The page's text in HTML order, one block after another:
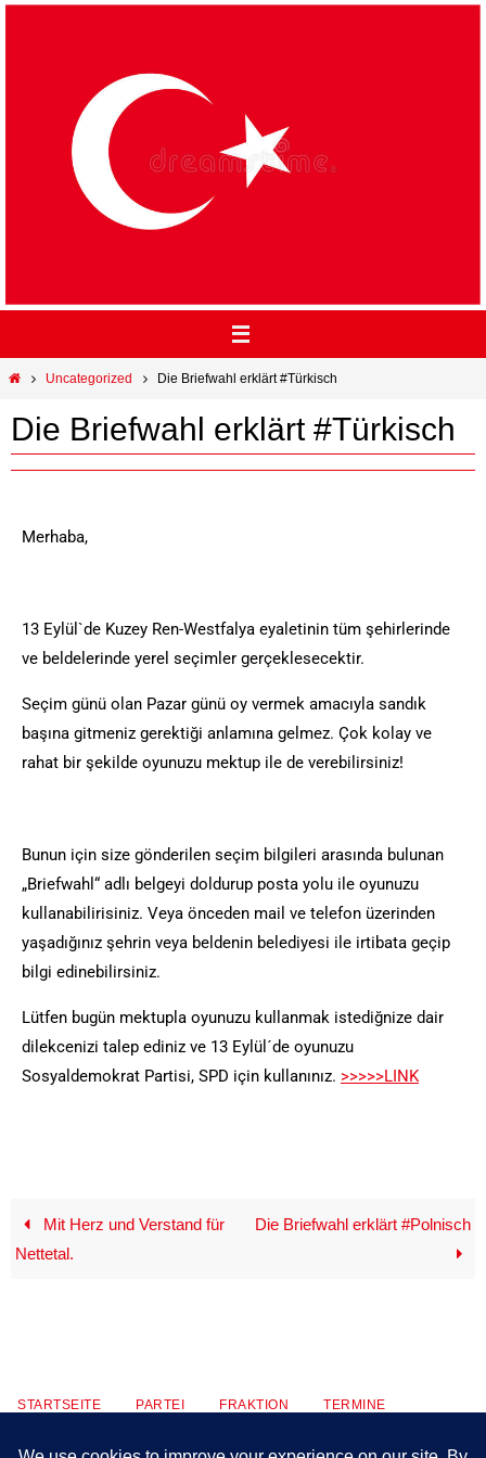
Uncategorized Die Briefwahl erklärt #Türkisch
Die Briefwahl erklärt #Türkisch
Merhaba,
13 Eylül`de Kuzey Ren-Westfalya eyaletinin tüm şehirlerinde
ve beldelerinde yerel seçimler gerçeklesecektir.
Seçim günü olan Pazar günü oy vermek amacıyla sandık
başına gitmeniz gerektiği anlamına gelmez. Çok kolay ve
rahat bir şekilde oyunuzu mektup ile de verebilirsiniz!
Bunun için size gönderilen seçim bilgileri arasında bulunan
„Briefwahl“ adlı belgeyi doldurup posta yolu ile oyunuzu
kullanabilirisiniz. Veya önceden mail ve telefon üzerinden
yaşadığınız şehrin veya beldenin belediyesi ile irtibata geçip
bilgi edinebilirsiniz.
Lütfen bugün mektupla oyunuzu kullanmak istediğnize dair
dilekcenizi talep ediniz ve 13 Eylül´de oyunuzu
Sosyaldemokrat Partisi, SPD için kullanınız. >>>>>LINK
Mit Herz und Verstand für
Nettetal.
Die Briefwahl erklärt #Polnisch
STARTSEITE PARTEI FRAKTION TERMINE
KONTAKT MITMACHEN PRESSE IMPRESSUM